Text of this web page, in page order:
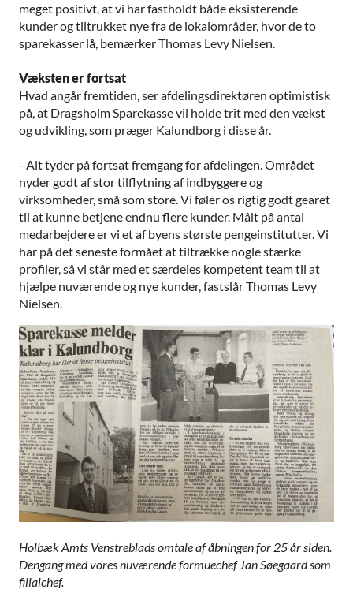
meget positivt, at vi har fastholdt både eksisterende
kunder og tiltrukket nye fra de lokalområder, hvor de to
sparekasser lå, bemærker Thomas Levy Nielsen.
Væksten er fortsat
Hvad angår fremtiden, ser afdelingsdirektøren optimistisk
på, at Dragsholm Sparekasse vil holde trit med den vækst
og udvikling, som præger Kalundborg i disse år.
- Alt tyder på fortsat fremgang for afdelingen. Området
nyder godt af stor tilflytning af indbyggere og
virksomheder, små som store. Vi føler os rigtig godt gearet
til at kunne betjene endnu flere kunder. Målt på antal
medarbejdere er vi et af byens største pengeinstitutter. Vi
har på det seneste formået at tiltrække nogle stærke
profiler, så vi står med et særdeles kompetent team til at
hjælpe nuværende og nye kunder, fastslår Thomas Levy
Nielsen.
Holbæk Amts Venstreblads omtale af åbningen for 25 år siden.
Dengang med vores nuværende formuechef Jan Søegaard som
filialchef.